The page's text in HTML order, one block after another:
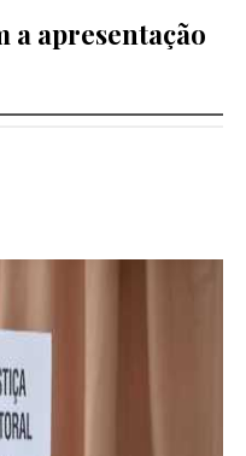
a apresentação